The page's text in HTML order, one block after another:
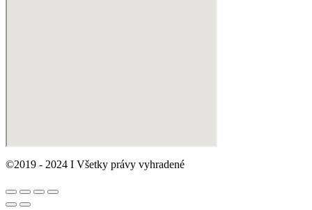
©2019 - 2024 I Všetky právy vyhradené